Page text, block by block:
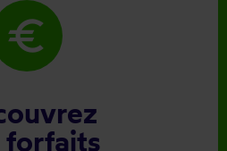
euro
forfaits